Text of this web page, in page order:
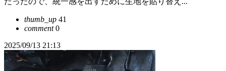
thumb_up 41
comment0
2025/09/13 21:13